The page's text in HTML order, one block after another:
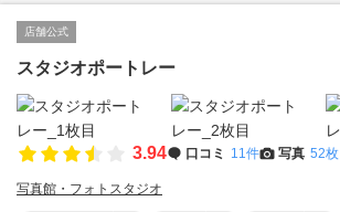
店舗公式
スタジオポートレー
3.94 口コミ 11件 写真 52枚
写真館・フォトスタジオ